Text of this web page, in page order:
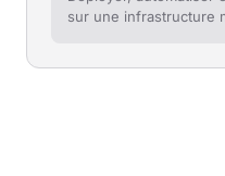
sur une infrastructure